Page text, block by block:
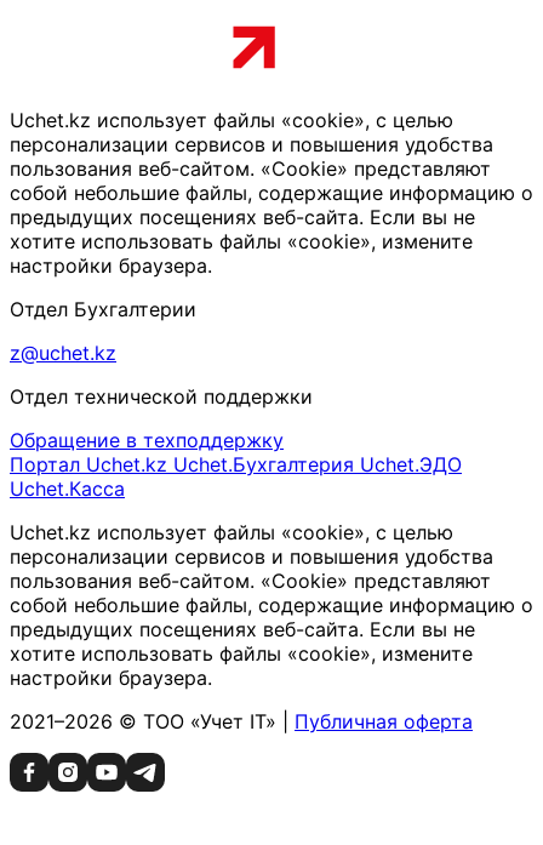
Uchet.kz использует файлы «cookie», с целью
персонализации сервисов и повышения удобства
пользования веб-сайтом. «Cookie» представляют
собой небольшие файлы, содержащие информацию о
предыдущих посещениях веб-сайта. Если вы не
хотите использовать файлы «cookie», измените
настройки браузера.
Отдел Бухгалтерии
z@uchet.kz
Отдел технической поддержки
Обращение в техподдержку
Портал Uchet.kz Uchet.Бухгалтерия Uchet.ЭДО
Uchet.Касса
Uchet.kz использует файлы «cookie», с целью
персонализации сервисов и повышения удобства
пользования веб-сайтом. «Cookie» представляют
собой небольшие файлы, содержащие информацию о
предыдущих посещениях веб-сайта. Если вы не
хотите использовать файлы «cookie», измените
настройки браузера.
2021–2026 © ТОО «Учет IT» | Публичная оферта